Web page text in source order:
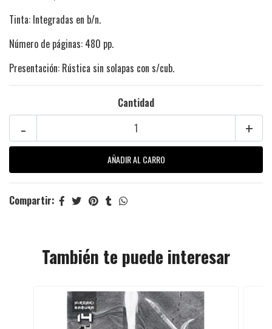
Tinta: Integradas en b/n.
Número de páginas: 480 pp.
Presentación: Rústica sin solapas con s/cub.
Cantidad
+
-
Compartir:
También te puede interesar